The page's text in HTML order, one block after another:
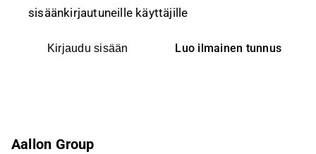
sisäänkirjautuneille käyttäjille
Kirjaudu sisään Luo ilmainen tunnus
Aallon Group